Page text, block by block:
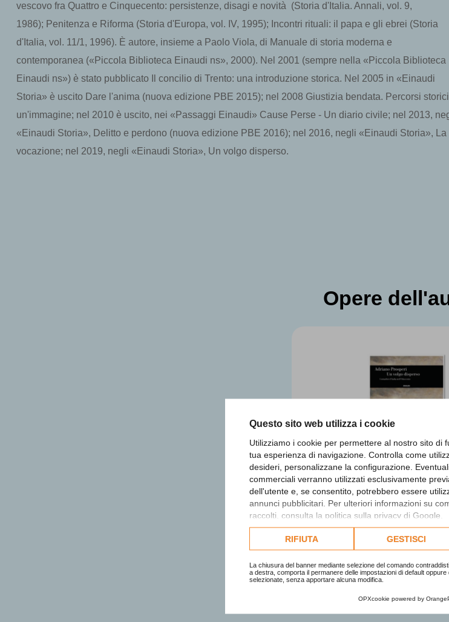
Questo sito web utilizza i cookie
Utilizziamo i cookie per permettere al nostro sito di
tua esperienza di navigazione. Controlla come
desideri, personalizzane la configurazione.
commerciali verranno utilizzati esclusivamente
dell'utente e, se consentito, potrebbero essere
annunci pubblicitari. Per ulteriori informazioni su
raccolti, consulta la politica sulla privacy di Google
Consulta l'informativa cookie completa.
RIFIUTA GESTISCI
La chiusura del banner mediante selezione del comando
a destra, comporta il permanere delle impostazioni di default
selezionate, senza apportare alcuna modifica.
OPXcookie powered by
vescovo fra Quattro e Cinquecento: persistenze, disagi e novità (Storia d'Italia. Annali, vol. 9,
1986); Penitenza e Riforma (Storia d'Europa, vol. IV, 1995); Incontri rituali: il papa e gli ebrei (Storia
d'Italia, vol. 11/1, 1996). È autore, insieme a Paolo Viola, di Manuale di storia moderna e
contemporanea («Piccola Biblioteca Einaudi ns», 2000). Nel 2001 (sempre nella «Piccola Biblioteca
Einaudi ns») è stato pubblicato Il concilio di Trento: una introduzione storica. Nel 2005 in «Einaudi
Storia» è uscito Dare l'anima (nuova edizione PBE 2015); nel 2008 Giustizia bendata. Percorsi
un'immagine; nel 2010 è uscito, nei «Passaggi Einaudi» Cause Perse - Un diario civile; nel 2013,
«Einaudi Storia», Delitto e perdono (nuova edizione PBE 2016); nel 2016, negli «Einaudi Storia», La
vocazione; nel 2019, negli «Einaudi Storia», Un volgo disperso.
Opere
Un volgo disperso.
d'Italia